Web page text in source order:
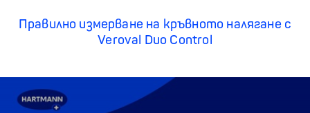
Правилно измерване на кръвното налягане с
Veroval Duo Control